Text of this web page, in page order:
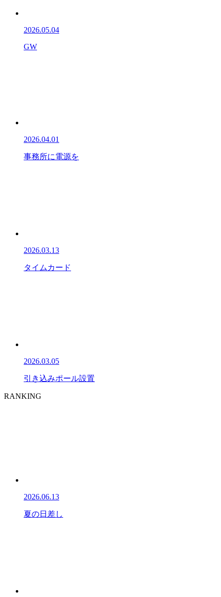
2026.05.04
GW
2026.04.01
事務所に電源を
2026.03.13
タイムカード
2026.03.05
引き込みポール設置
RANKING
2026.06.13
夏の日差し